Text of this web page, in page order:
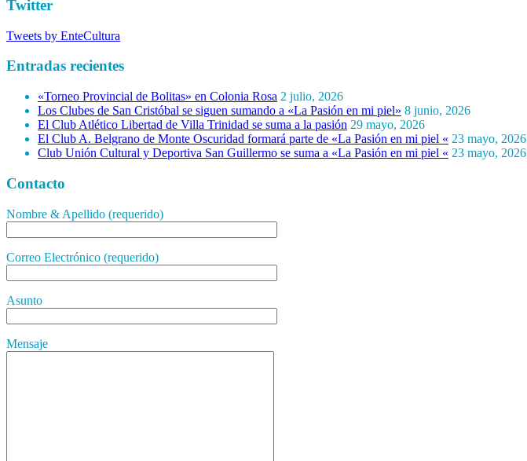
Twitter
Tweets by EnteCultura
Entradas recientes
«Torneo Provincial de Bolitas» en Colonia Rosa 2 julio, 2026
Los Clubes de San Cristóbal se siguen sumando a «La Pasión en mi piel» 8 junio, 2026
El Club Atlético Libertad de Villa Trinidad se suma a la pasión 29 mayo, 2026
El Club A. Belgrano de Monte Oscuridad formará parte de «La Pasión en mi piel « 23 mayo, 2026
Club Unión Cultural y Deportiva San Guillermo se suma a «La Pasión en mi piel « 23 mayo, 2026
Contacto
Nombre & Apellido (requerido)
Correo Electrónico (requerido)
Asunto
Mensaje